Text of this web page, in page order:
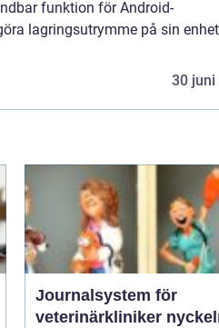
funktion för Android-
lagringsutrymme på sin
30 juni
Journalsystem för
veterinärkliniker nyckeln till